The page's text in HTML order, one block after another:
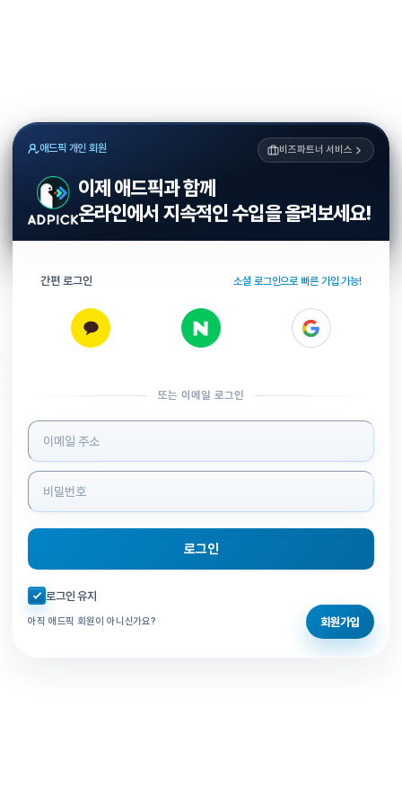
애드픽 개인 회원 비즈파트너 서비스
이제 애드픽과 함께
온라인에서 지속적인 수입을 올려보세요!
간편 로그인 소셜 로그인으로 빠른 가입 가능!
또는 이메일 로그인
로그인 정보 입력
로그인
자동로그인 체크
로그인 유지
아직 애드픽 회원이 아니신가요? 회원가입